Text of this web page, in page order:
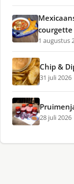
courgette
1 augustus
Chip &
31 juli 2026
28 juli 2026